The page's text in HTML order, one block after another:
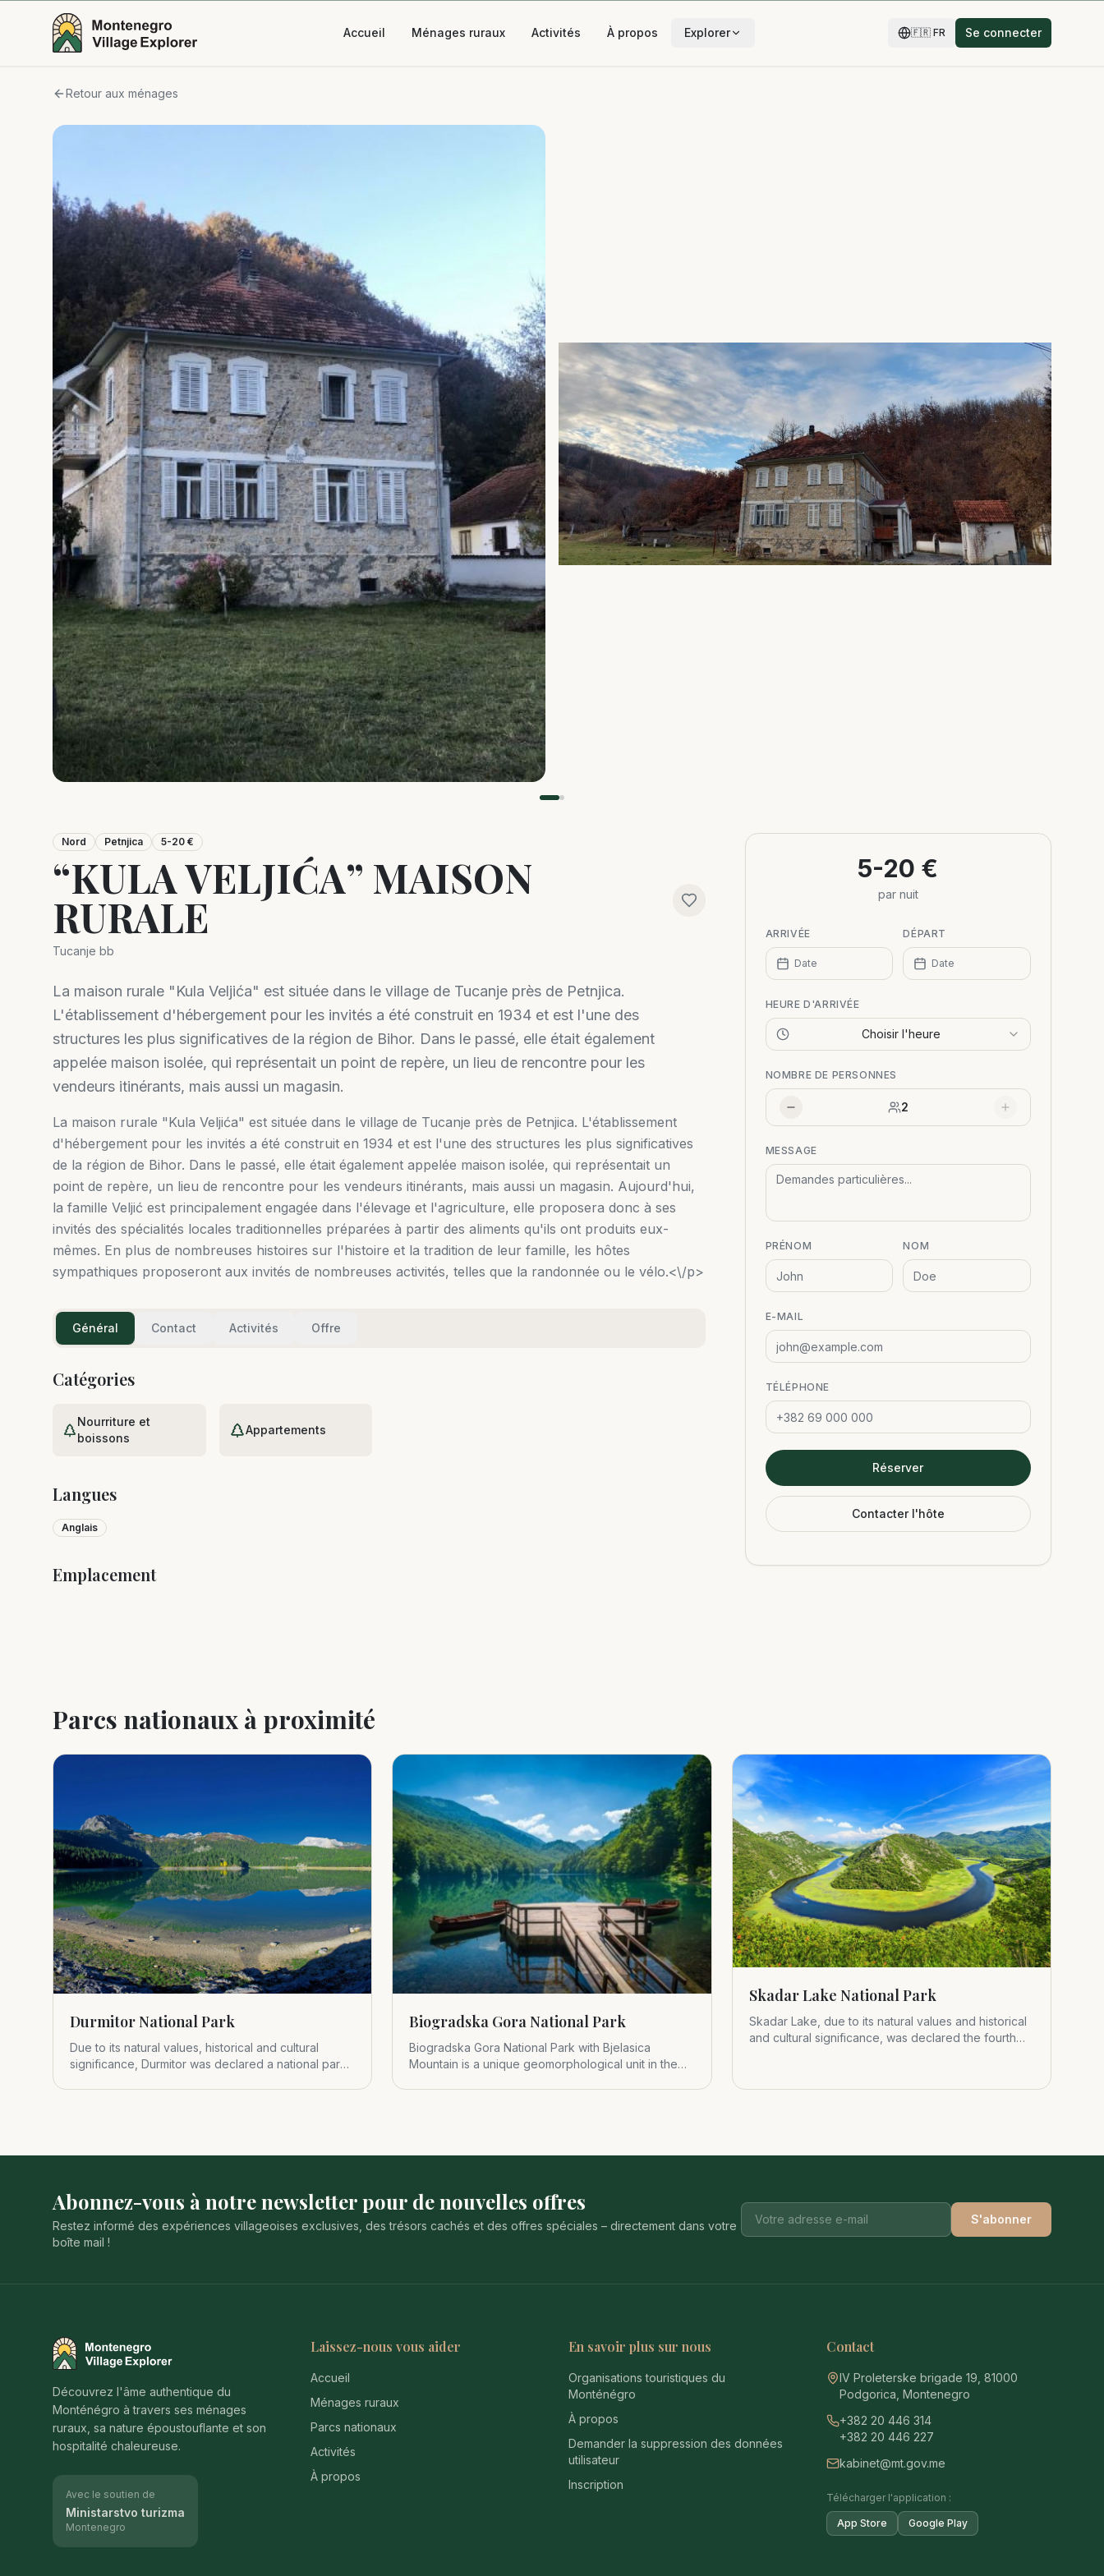
Accueil Ménages ruraux Activités À propos Explorer 🇫🇷 FR Se connecter
Retour aux ménages
Nord Petnjica 5-20 €
“KULA VELJIĆA” MAISON
RURALE
Tucanje bb
La maison rurale "Kula Veljića" est située dans le village de Tucanje près de Petnjica.
L'établissement d'hébergement pour les invités a été construit en 1934 et est l'une des
structures les plus significatives de la région de Bihor. Dans le passé, elle était également
appelée maison isolée, qui représentait un point de repère, un lieu de rencontre pour les
vendeurs itinérants, mais aussi un magasin.
La maison rurale "Kula Veljića" est située dans le village de Tucanje près de Petnjica. L'établissement
d'hébergement pour les invités a été construit en 1934 et est l'une des structures les plus significatives
de la région de Bihor. Dans le passé, elle était également appelée maison isolée, qui représentait un
point de repère, un lieu de rencontre pour les vendeurs itinérants, mais aussi un magasin. Aujourd'hui,
la famille Veljić est principalement engagée dans l'élevage et l'agriculture, elle proposera donc à ses
invités des spécialités locales traditionnelles préparées à partir des aliments qu'ils ont produits eux-
mêmes. En plus de nombreuses histoires sur l'histoire et la tradition de leur famille, les hôtes
sympathiques proposeront aux invités de nombreuses activités, telles que la randonnée ou le vélo.<\/p>
Général Contact Activités Offre
Catégories
Nourriture et
boissons
Appartements
Langues
Anglais
Emplacement
5-20 €
par nuit
ARRIVÉE
Date
DÉPART
Date
HEURE D'ARRIVÉE
Choisir l'heure
NOMBRE DE PERSONNES
2
MESSAGE
PRÉNOM NOM
E-MAIL
TÉLÉPHONE
Réserver
Contacter l'hôte
Parcs nationaux à proximité
Durmitor National Park
Due to its natural values, historical and cultural
significance, Durmitor was declared a national park
Biogradska Gora National Park
Biogradska Gora National Park with Bjelasica
Mountain is a unique geomorphological unit in the
Skadar Lake National Park
Skadar Lake, due to its natural values and historical
and cultural significance, was declared the fourth
Abonnez-vous à notre newsletter pour de nouvelles offres
Restez informé des expériences villageoises exclusives, des trésors cachés et des offres spéciales – directement dans votre
boîte mail !
S'abonner
Montenegro Village Explorer
Découvrez l'âme authentique du
Monténégro à travers ses ménages
ruraux, sa nature époustouflante et son
hospitalité chaleureuse.
Avec le soutien de
Ministarstvo turizma
Montenegro
Laissez-nous vous aider
Accueil
Ménages ruraux
Parcs nationaux
Activités
À propos
En savoir plus sur nous
Organisations touristiques du
Monténégro
À propos
Demander la suppression des données
utilisateur
Inscription
Contact
IV Proleterske brigade 19, 81000
Podgorica, Montenegro
+382 20 446 314
+382 20 446 227
kabinet@mt.gov.me
Télécharger l'application :
App Store Google Play